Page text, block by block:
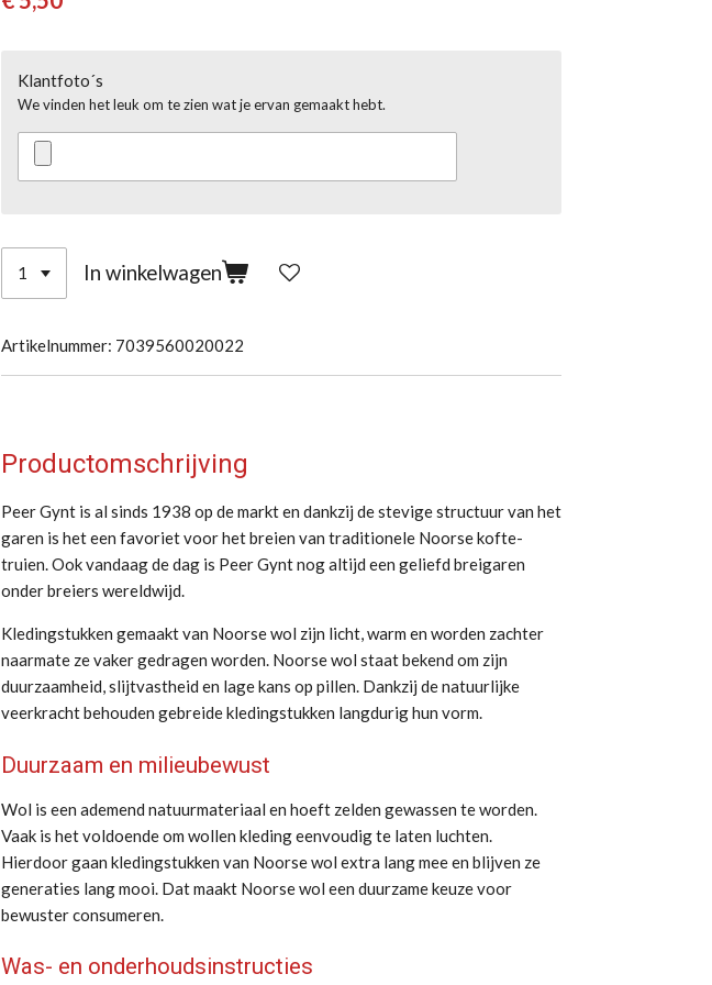
Klantfoto´s
We vinden het leuk om te zien wat je ervan gemaakt hebt.
In winkelwagen
Artikelnummer: 7039560020022
Productomschrijving
Peer Gynt is al sinds 1938 op de markt en dankzij de stevige structuur van het
garen is het een favoriet voor het breien van traditionele Noorse kofte-
truien. Ook vandaag de dag is Peer Gynt nog altijd een geliefd breigaren
onder breiers wereldwijd.
Kledingstukken gemaakt van Noorse wol zijn licht, warm en worden zachter
naarmate ze vaker gedragen worden. Noorse wol staat bekend om zijn
duurzaamheid, slijtvastheid en lage kans op pillen. Dankzij de natuurlijke
veerkracht behouden gebreide kledingstukken langdurig hun vorm.
Duurzaam en milieubewust
Wol is een ademend natuurmateriaal en hoeft zelden gewassen te worden.
Vaak is het voldoende om wollen kleding eenvoudig te laten luchten.
Hierdoor gaan kledingstukken van Noorse wol extra lang mee en blijven ze
generaties lang mooi. Dat maakt Noorse wol een duurzame keuze voor
bewuster consumeren.
Was- en onderhoudsinstructies